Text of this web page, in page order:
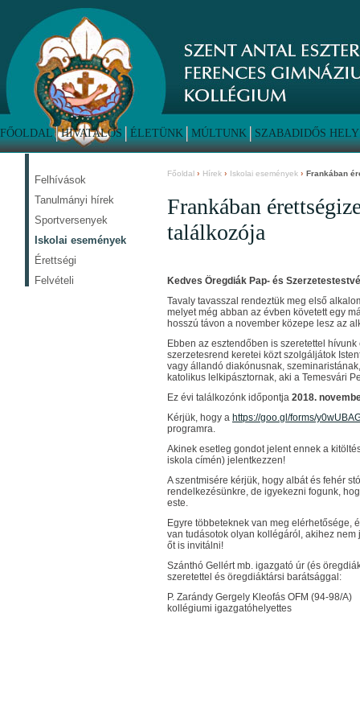
FŐOLDAL HIVATALOS ÉLETÜNK MÚLTUNK SZABADIDŐS
Felhívások
Tanulmányi hírek
Sportversenyek
Iskolai események
Érettségi
Felvételi
Főoldal Hírek Iskolai események Frankában
Frankában
találkozója
Kedves Öregdiák Pap- és
Tavaly tavasszal rendeztük meg első
melyet még abban az évben követett egy
hosszú távon a november közepe lesz az
Ebben az esztendőben is szeretettel
szerzetesrend keretei közt szolgáljátok
vagy állandó diakónusnak,
katolikus lelkipásztornak, aki a Temesvári
Ez évi találkozónk időpontja 2018.
Kérjük, hogy a https://goo.gl/forms/
programra.
Akinek esetleg gondot jelent ennek a
iskola címén) jelentkezzen!
A szentmisére kérjük, hogy albát és fehér
rendelkezésünkre, de igyekezni fogunk,
este.
Egyre többeteknek van meg elérhetősége,
van tudásotok olyan kollégáról, akihez
őt is invitálni!
Szánthó Gellért mb. igazgató úr (és
szeretettel és öregdiáktársi barátsággal:
P. Zarándy Gergely Kleofás OFM (94-98/A)
kollégiumi igazgatóhelyettes